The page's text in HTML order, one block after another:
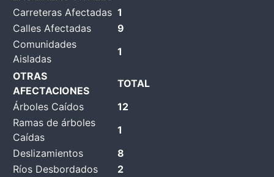
Carreteras Afectadas 1
Calles Afectadas
9
Comunidades
Aisladas
1
OTRAS
AFECTACIONES
TOTAL
Árboles Caídos
12
Ramas de árboles
Caídas
1
Deslizamientos
8
Ríos Desbordados
2